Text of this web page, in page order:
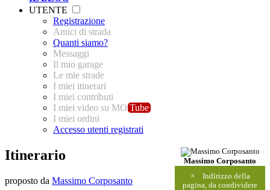
UTENTE
Registrazione
Amici di strada
Quanti siamo?
Messaggi
Il mio garage
Le mie strade
I miei itinerari
I miei contributi
I miei video su MO Tube
I miei ordini
Accesso utenti registrati
Massimo Corposanto
×
Indirizzo della
pagina, da condividere
Itinerario
proposto da Massimo Corposanto